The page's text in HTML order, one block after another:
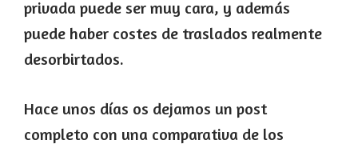
privada puede ser muy cara, y además
puede haber costes de traslados realmente
desorbirtados.
Hace unos días os dejamos un post
completo con una comparativa de los